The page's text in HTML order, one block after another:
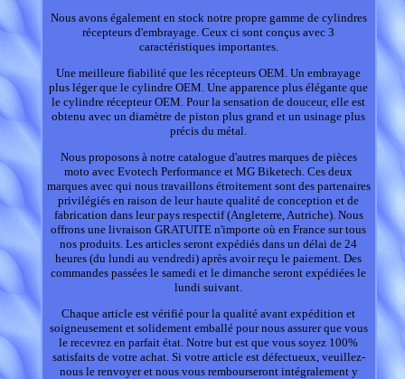
Nous avons également en stock notre propre gamme de cylindres
récepteurs d'embrayage. Ceux ci sont conçus avec 3
caractéristiques importantes.
Une meilleure fiabilité que les récepteurs OEM. Un embrayage
plus léger que le cylindre OEM. Une apparence plus élégante que
le cylindre récepteur OEM. Pour la sensation de douceur, elle est
obtenu avec un diamètre de piston plus grand et un usinage plus
précis du métal.
Nous proposons à notre catalogue d'autres marques de pièces
moto avec Evotech Performance et MG Biketech. Ces deux
marques avec qui nous travaillons étroitement sont des partenaires
privilégiés en raison de leur haute qualité de conception et de
fabrication dans leur pays respectif (Angleterre, Autriche). Nous
offrons une livraison GRATUITE n'importe où en France sur tous
nos produits. Les articles seront expédiés dans un délai de 24
heures (du lundi au vendredi) après avoir reçu le paiement. Des
commandes passées le samedi et le dimanche seront expédiées le
lundi suivant.
Chaque article est vérifié pour la qualité avant expédition et
soigneusement et solidement emballé pour nous assurer que vous
le recevrez en parfait état. Notre but est que vous soyez 100%
satisfaits de votre achat. Si votre article est défectueux, veuillez-
nous le renvoyer et nous vous rembourseront intégralement y